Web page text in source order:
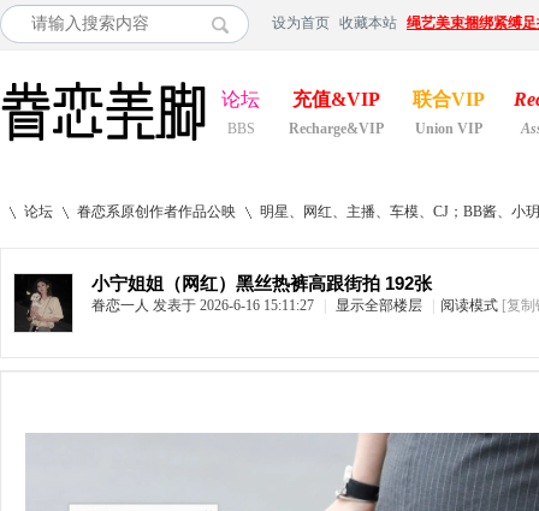
设为首页 收藏本站 绳艺美束捆绑紧缚
论坛
BBS
充值&VIP
Recharge&VIP
联合VIP
Union VIP
论坛
›
眷恋系原创作者作品公映
›
明星、网红、主播、车模、CJ；BB酱、小
小宁姐姐（网红）黑丝热裤高跟街拍 192张
眷恋一人 发表于 2026-6-16 15:11:27 显示全部楼层 阅读模式 [复